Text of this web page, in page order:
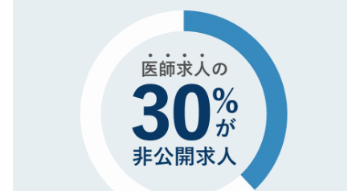
で、機密保持に関してもご安心ください。